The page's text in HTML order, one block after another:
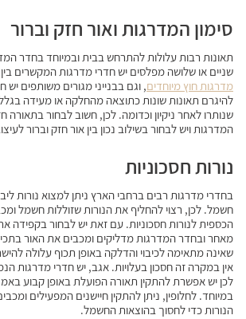
סימון המדרגות ואור חזק וברור
תאונות רבות עלולות להתרחש בבית ובמיוחד בחדר
שניים או שלושה מפלסים יש חדרי מדרגות המקשרים
מדרגות חוץ מיוחדים, וגם בבנייני מגורים משותפים יש
להיגרם תאונות שונות כתוצאה מהחלקה או מעידה
שנותרו לאחר ניקיון וכדומה. לכן, חשוב לבחור בתאורה
המדרגות ויש לבחור בשילוב נכון בין אור חזק וברור
נורות חסכוניות
בחדרי מדרגות רבים ברחבי הארץ ניתן למצוא נורות
חשמל. לכן, רצוי להחליף את הנורות שזוללות חשמל
הכספית לנורות חסכוניות. עם זאת יש לבחור בקפידה
מאחר ובחדר המדרגות מדליקים ומכבים את האור
שאינה מתאימה לכיבוי והדלקה באופן תכוף עלולה
אין במקרה זה חסכון בעלויות. אגב, יש חדרי מדרגות
לכן יש אפשרת להתקין תאורה הפועלת באופן קבוע
במיוחד. לחלופין, ניתן להתקין חיישנים המפעילים
הנורות כדי לחסוך בהוצאות החשמל.